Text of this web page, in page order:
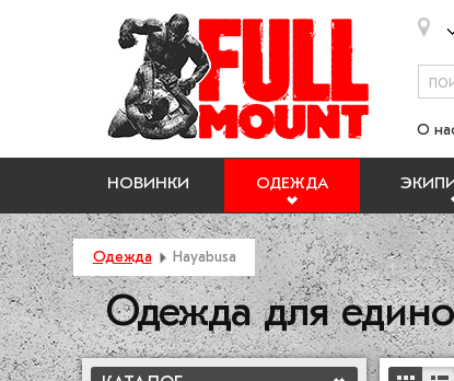
НОВИНКИ ОДЕЖДА
О
Одежда Hayabusa
Одежда для